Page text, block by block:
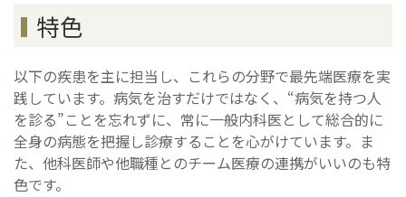
特色
以下の疾患を主に担当し、これらの分野で最先端医療を実
践しています。病気を治すだけではなく、“病気を持つ人
を診る”ことを忘れずに、常に一般内科医として総合的に
全身の病態を把握し診療することを心がけています。ま
た、他科医師や他職種とのチーム医療の連携がいいのも特
色です。